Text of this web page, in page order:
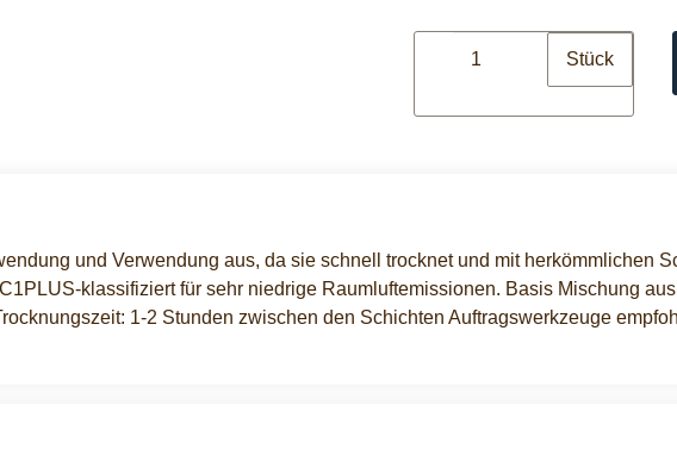
Stück
und Verwendung aus, da sie schnell trocknet und mit herkömmlichen
klassifiziert für sehr niedrige Raumluftemissionen. Basis Mischung
1-2 Stunden zwischen den Schichten Auftragswerkzeuge